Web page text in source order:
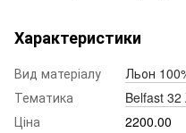
Характеристики
Вид матеріалу
Льон
Тематика
Belfast
Ціна
2200.00